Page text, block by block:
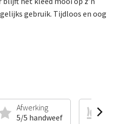
gebruik. Tijdloos en oog
Afwerking
5/5 handweef